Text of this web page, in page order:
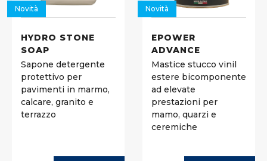
Novità
HYDRO STONE
SOAP
Sapone detergente
protettivo per
pavimenti in marmo,
calcare, granito e
terrazzo
Novità
EPOWER
ADVANCE
Mastice stucco vinil
estere bicomponente
ad elevate
prestazioni per
mamo, quarzi e
ceremiche